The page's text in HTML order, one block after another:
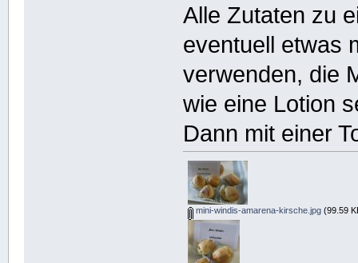
Alle Zutaten zu
eventuell etwas
verwenden, die
wie eine Lotion
Dann mit einer
mini-windis-amarena-kirsche.jpg(99.59